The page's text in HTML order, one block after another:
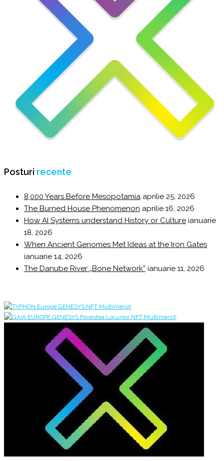
Posturi recente
8,000 Years Before Mesopotamia aprilie 25, 2026
The Burned House Phenomenon aprilie 16, 2026
How AI Systems understand History or Culture ianuarie
18, 2026
When Ancient Genomes Met Ideas at the Iron Gates
ianuarie 14, 2026
The Danube River „Bone Network” ianuarie 11, 2026